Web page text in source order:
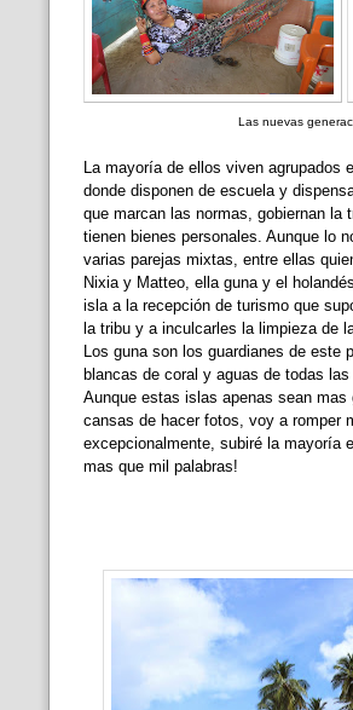
Las nuevas
La mayoría de ellos viven agrupados
donde disponen de escuela y
que marcan las normas, gobiernan la
tienen bienes personales. Aunque lo
varias parejas mixtas, entre ellas
Nixia y Matteo, ella guna y el
isla a la recepción de turismo que
la tribu y a inculcarles la limpieza de
Los guna son los guardianes de este
blancas de coral y aguas de todas
Aunque estas islas apenas sean
cansas de hacer fotos, voy a romper
excepcionalmente, subiré la mayoría
mas que mil palabras!